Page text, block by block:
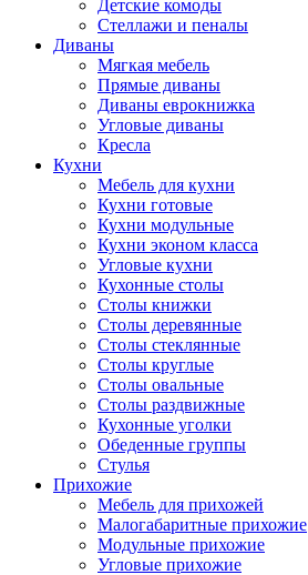
Детские комоды
Стеллажи и пеналы
Диваны
Мягкая мебель
Прямые диваны
Диваны еврокнижка
Угловые диваны
Кресла
Кухни
Мебель для кухни
Кухни готовые
Кухни модульные
Кухни эконом класса
Угловые кухни
Кухонные столы
Столы книжки
Столы деревянные
Столы стеклянные
Столы круглые
Столы овальные
Столы раздвижные
Кухонные уголки
Обеденные группы
Стулья
Прихожие
Мебель для прихожей
Малогабаритные прихожие
Модульные прихожие
Угловые прихожие